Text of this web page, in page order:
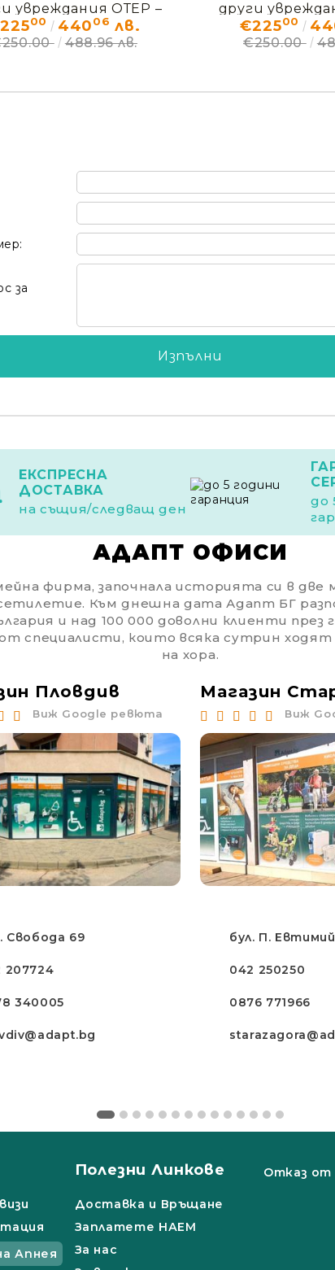
увреждания ОТЕР –
ДЕМО
00 44006 лв.
488.96 лв.
други
€22500
€250.00
за
ЕКСПРЕСНА
ДОСТАВКА
на същия/следващ ден
до
АДАПТ ОФИСИ
фирма, започнала историята си в две
Към днешна дата Адапт БГ
и над 100 000 доволни клиенти през
специалисти, които всяка сутрин
на хора.
Пловдив
Виж Google ревюта
Свобода 69
207724
340005
Магазин
Виж
бул. П. Евтимий
042 250250
0876 771966
Апнея
Полезни Линкове
Доставка и Връщане
Заплатете НАЕМ
За нас
Отказ от